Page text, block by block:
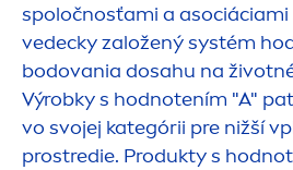
DOSAH
spoločnosťami a
vedecky založený systém
bodovania dosahu na
Výrobky s hodnotením "A"
vo svojej kategórii pre nižší
prostredie. Produkty s